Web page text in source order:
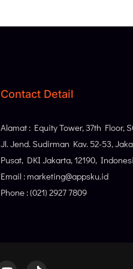
Contact Detail
Alamat : Equity Tower, 37th Floor,
Jl. Jend. Sudirman Kav. 52-53,
Pusat, DKI Jakarta, 12190,
Email : marketing@appsku.id
Phone : (021) 2927 7809